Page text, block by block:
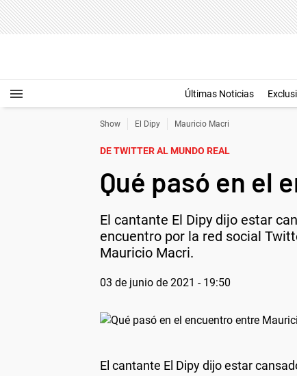
Últimas Noticias
Show El Dipy Mauricio Macri
DE TWITTER AL MUNDO REAL
Qué pasó en el
El cantante El Dipy dijo estar
encuentro por la red social
Mauricio Macri.
03 de junio de 2021 - 19:50
El cantante El Dipy dijo estar